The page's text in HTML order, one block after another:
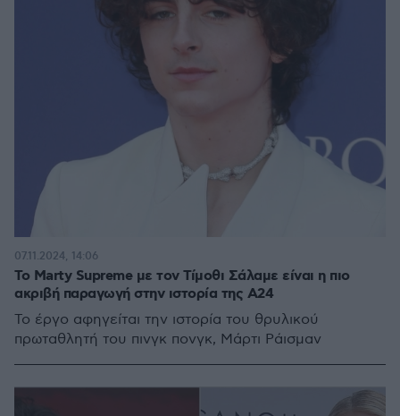
Το Marty Supreme με τον Τίμοθι Σάλαμε είναι η πιο
ακριβή παραγωγή στην ιστορία της A24
Το έργο αφηγείται την ιστορία του θρυλικού
πρωταθλητή του πινγκ πονγκ, Μάρτι Ράισμαν
07.11.2024, 14:06